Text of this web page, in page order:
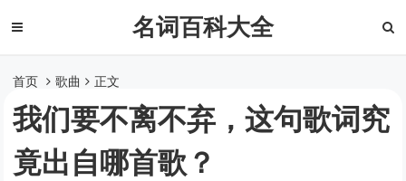
名词百科大全
首页 歌曲 正文
我们要不离不弃，这句歌词究
竟出自哪首歌？